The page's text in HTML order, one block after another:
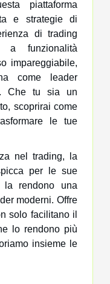
piattaforma
e strategie di
di trading
a funzionalità
impareggiabile,
come leader
Che tu sia un
scoprirai come
le tue
nel trading, la
per le sue
la rendono una
moderni. Offre
solo facilitano il
lo rendono più
insieme le